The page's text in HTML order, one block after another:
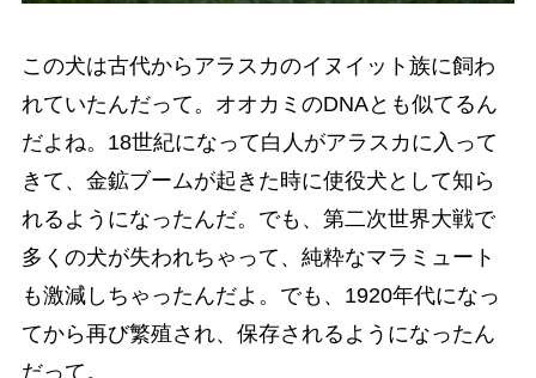
この犬は古代からアラスカのイヌイット族に飼わ
れていたんだって。オオカミのDNAとも似てるん
だよね。18世紀になって白人がアラスカに入って
きて、金鉱ブームが起きた時に使役犬として知ら
れるようになったんだ。でも、第二次世界大戦で
多くの犬が失われちゃって、純粋なマラミュート
も激減しちゃったんだよ。でも、1920年代になっ
てから再び繁殖され、保存されるようになったん
だって。